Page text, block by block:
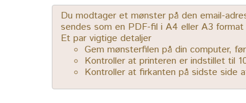
Du modtager et mønster på den email-
sendes som en PDF-fil i A4 eller A3
Et par vigtige detaljer
Gem mønsterfilen på din computer,
Kontroller at printeren er indstillet til
Kontroller at firkanten på sidste side